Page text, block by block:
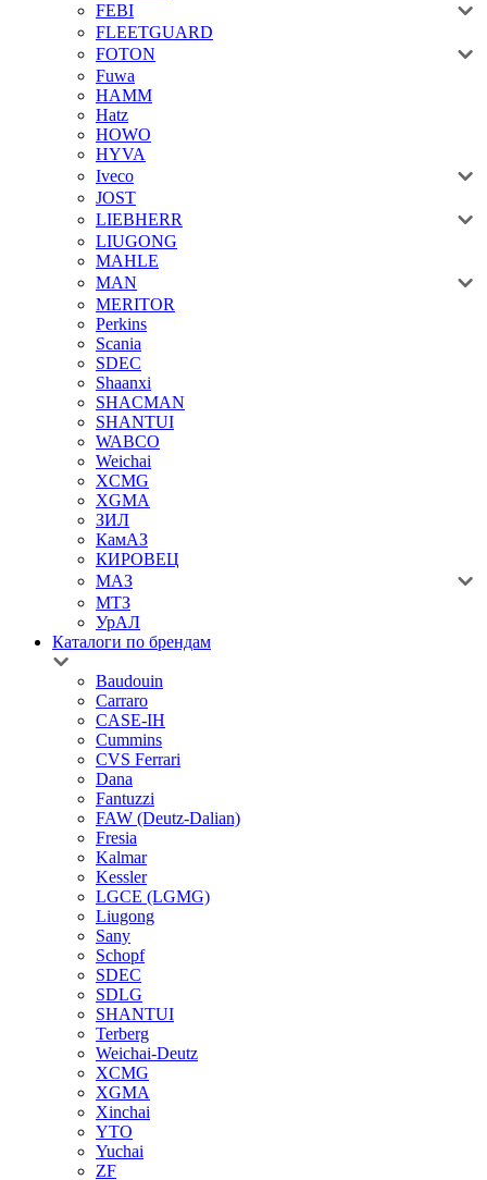
FEBI
FLEETGUARD
FOTON
Fuwa
HAMM
Hatz
HOWO
HYVA
Iveco
JOST
LIEBHERR
LIUGONG
MAHLE
MAN
MERITOR
Perkins
Scania
SDEC
Shaanxi
SHACMAN
SHANTUI
WABCO
Weichai
XCMG
XGMA
ЗИЛ
КамАЗ
КИРОВЕЦ
МАЗ
МТЗ
УрАЛ
Каталоги по брендам
Baudouin
Carraro
CASE-IH
Cummins
CVS Ferrari
Dana
Fantuzzi
FAW (Deutz-Dalian)
Fresia
Kalmar
Kessler
LGCE (LGMG)
Liugong
Sany
Schopf
SDEC
SDLG
SHANTUI
Terberg
Weichai-Deutz
XCMG
XGMA
Xinchai
YTO
Yuchai
ZF